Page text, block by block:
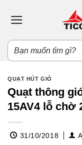
qua
dung
Tìm
kiếm
sản
QUẠT HÚT GIÓ
Quạt thông
15AV4 lỗ chờ
31/10/2018